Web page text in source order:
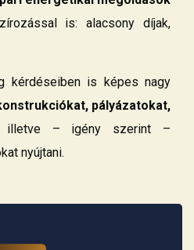
is: alacsony díjak,
kérdéseiben is képes nagy
pályázatokat,
– igény szerint –
nyújtani.